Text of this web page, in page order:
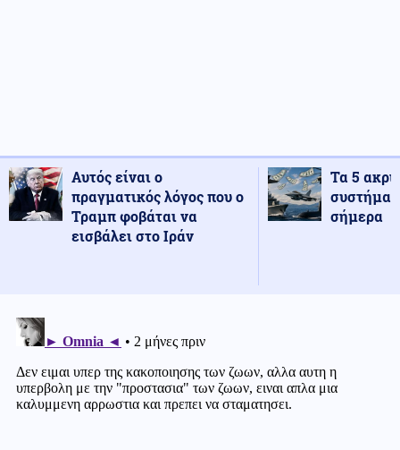
Αυτός είναι ο
πραγματικός λόγος που ο
Τραμπ φοβάται να
εισβάλει στο Ιράν
Τα 5
σήμερα